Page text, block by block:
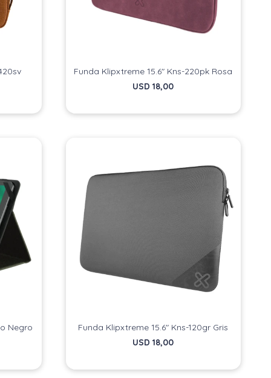
Funda Klipxtreme 15.6" Kns-220pk Rosa
USD 18,00
Negro
Funda Klipxtreme 15.6" Kns-120gr Gris
USD 18,00